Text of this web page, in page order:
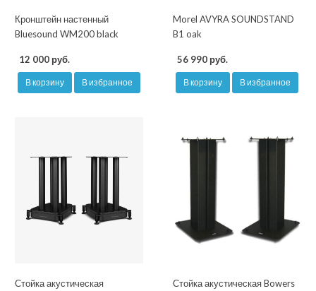
Кронштейн настенный
Bluesound WM200 black
12 000 руб.
В корзину В избранное
Morel AVYRA SOUNDSTAND
B1 oak
56 990 руб.
В корзину В избранное
Стойка акустическая
Стойка акустическая Bowers